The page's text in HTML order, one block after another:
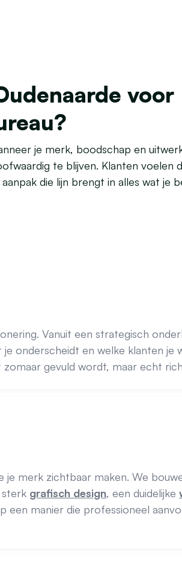
voor
je merk, boodschap en
te blijven. Klanten voelen
die lijn brengt in alles wat je
Vanuit een strategisch
onderscheidt en welke klanten je
gevuld wordt, maar echt
merk zichtbaar maken. We
sterk grafisch design, een duidelijke
een manier die professioneel